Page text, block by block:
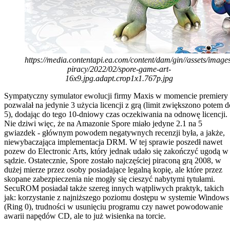
https://media.contentapi.ea.com/content/dam/gin//assets/
piracy/2022/02/spore-game-art-
16x9.jpg.adapt.crop1x1.767p.jpg
Sympatyczny symulator ewolucji firmy Maxis w momencie premiery
pozwalał na jedynie 3 użycia licencji z grą (limit zwiększono potem
5), dodając do tego 10-dniowy czas oczekiwania na odnowę licencji.
Nie dziwi więc, że na Amazonie Spore miało jedyne 2.1 na 5
gwiazdek - głównym powodem negatywnych recenzji była, a jakże,
niewybaczająca implementacja DRM. W tej sprawie poszedł nawet
pozew do Electronic Arts, który jednak udało się zakończyć ugodą w
sądzie. Ostatecznie, Spore zostało najczęściej piraconą grą 2008, w
dużej mierze przez osoby posiadające legalną kopię, ale które przez
skopane zabezpieczenia nie mogły się cieszyć nabytymi tytułami.
SecuROM posiadał także szereg innych wątpliwych praktyk, takich
jak: korzystanie z najniższego poziomu dostępu w systemie Windows
(Ring 0), trudności w usunięciu programu czy nawet powodowanie
awarii napędów CD, ale to już wisienka na torcie.